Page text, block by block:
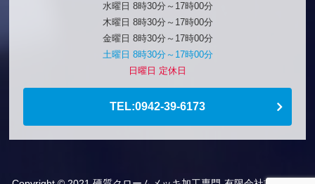
水曜日 8時30分～17時00分
木曜日 8時30分～17時00分
金曜日 8時30分～17時00分
土曜日 8時30分～17時00分
日曜日 定休日
TEL:0942-39-6173